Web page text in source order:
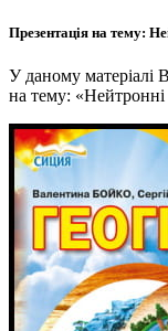
Презентація на тему:
У даному матеріалі
на тему: «Нейтронні